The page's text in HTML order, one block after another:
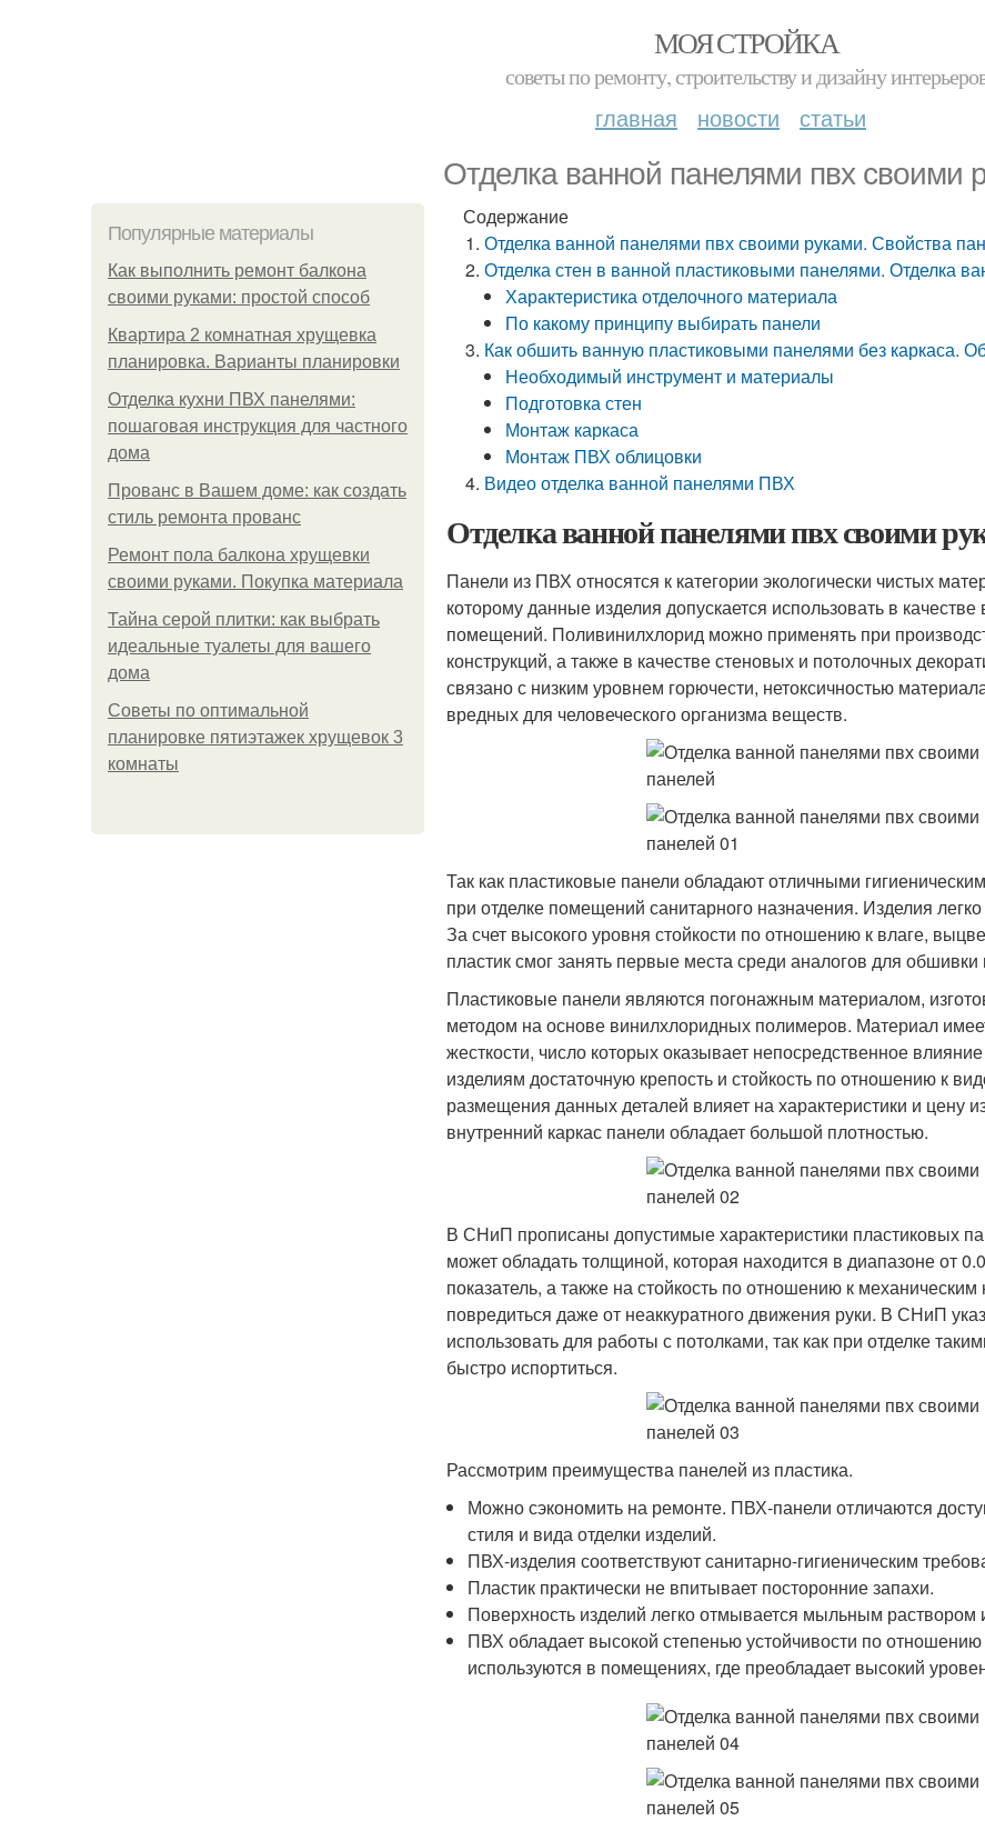
МОЯ СТРОЙКА
советы по ремонту, строительству и дизайну
главная новости статьи
Отделка ванной панелями пвх своими
Популярные материалы
Как выполнить ремонт балкона
своими руками: простой способ
Квартира 2 комнатная хрущевка
планировка. Варианты планировки
Отделка кухни ПВХ панелями:
пошаговая инструкция для частного
дома
Прованс в Вашем доме: как создать
стиль ремонта прованс
Ремонт пола балкона хрущевки
своими руками. Покупка материала
Тайна серой плитки: как выбрать
идеальные туалеты для вашего
дома
Советы по оптимальной
планировке пятиэтажек хрущевок 3
комнаты
Содержание
Отделка ванной панелями пвх своими руками. Свойства
Отделка стен в ванной пластиковыми панелями. Отделка
Характеристика отделочного материала
По какому принципу выбирать панели
Как обшить ванную пластиковыми панелями без каркаса.
Необходимый инструмент и материалы
Подготовка стен
Монтаж каркаса
Монтаж ПВХ облицовки
Видео отделка ванной панелями ПВХ
Отделка ванной панелями пвх своими
Панели из ПВХ относятся к категории экологически чистых
которому данные изделия допускается использовать в
помещений. Поливинилхлорид можно применять при
конструкций, а также в качестве стеновых и потолочных
связано с низким уровнем горючести, нетоксичностью
вредных для человеческого организма веществ.
Так как пластиковые панели обладают отличными
при отделке помещений санитарного назначения. Изделия
За счет высокого уровня стойкости по отношению к влаге,
пластик смог занять первые места среди аналогов для
Пластиковые панели являются погонажным материалом,
методом на основе винилхлоридных полимеров. Материал
жесткости, число которых оказывает непосредственное
изделиям достаточную крепость и стойкость по отношению к
размещения данных деталей влияет на характеристики и цену
внутренний каркас панели обладает большой плотностью.
В СНиП прописаны допустимые характеристики пластиковых
может обладать толщиной, которая находится в диапазоне от
показатель, а также на стойкость по отношению к
повредиться даже от неаккуратного движения руки. В СНиП
использовать для работы с потолками, так как при отделке
быстро испортиться.
Рассмотрим преимущества панелей из пластика.
Можно сэкономить на ремонте. ПВХ-панели отличаются
стиля и вида отделки изделий.
ПВХ-изделия соответствуют санитарно-гигиеническим
Пластик практически не впитывает посторонние запахи.
Поверхность изделий легко отмывается мыльным раствором
ПВХ обладает высокой степенью устойчивости по отношению
используются в помещениях, где преобладает высокий